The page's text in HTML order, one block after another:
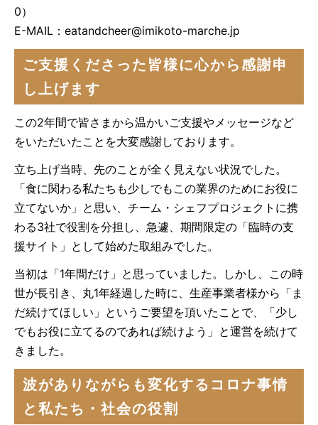
0）
E-MAIL： eatandcheer@imikoto-marche.jp
ご支援くださった皆様に心から感謝申
し上げます
この2年間で皆さまから温かいご支援やメッセージなど
をいただいたことを大変感謝しております。
立ち上げ当時、先のことが全く見えない状況でした。
「食に関わる私たちも少しでもこの業界のためにお役に
立てないか」と思い、チーム・シェフプロジェクトに携
わる3社で役割を分担し、急遽、期間限定の「臨時の支
援サイト」として始めた取組みでした。
当初は「1年間だけ」と思っていました。しかし、この時
世が長引き、丸1年経過した時に、生産事業者様から「ま
だ続けてほしい」というご要望を頂いたことで、「少し
でもお役に立てるのであれば続けよう」と運営を続けて
きました。
波がありながらも変化するコロナ事情
と私たち・社会の役割